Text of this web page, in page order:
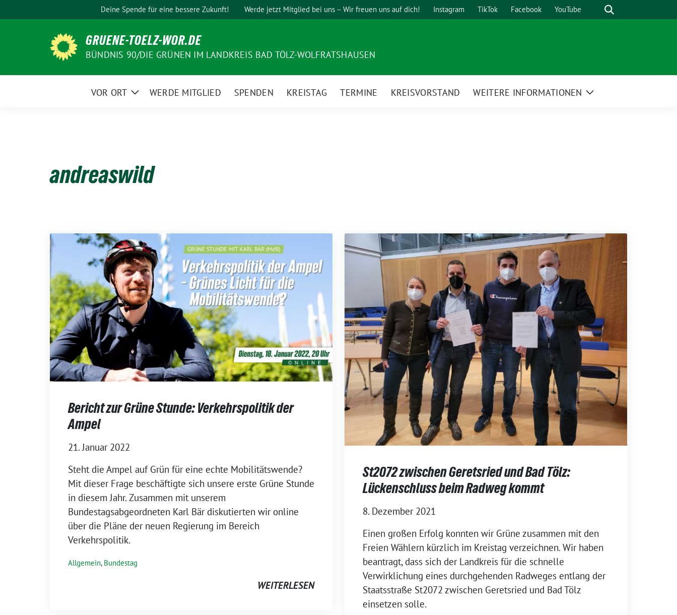
zum
Deine Spende für eine bessere Zukunft! Werde jetzt Mitglied bei uns – Wir freuen uns auf dich! Instagram TikTok Facebook YouTube Suche
GRUENE-TOELZ-WOR.DE
BÜNDNIS 90/DIE GRÜNEN IM LANDKREIS BAD TÖLZ-WOLFRATSHAUSEN
VOR ORT
ZeigeWERDE MITGLIED SPENDEN KREISTAG TERMINE KREISVORSTAND WEITERE INFORMATIONEN
Zeige
andreaswild
Bericht zur Grüne Stunde: Verkehrspolitik der
Ampel
21. Januar 2022
Steht die Ampel auf Grün für eine echte Mobilitätswende?
Mit dieser Frage beschäftigte sich unsere erste Grüne Stunde
in diesem Jahr. Zusammen mit unserem
Bundestagsabgeordneten Karl Bär diskutierten wir online
über die Pläne der neuen Regierung im Bereich
Verkehrspolitik.
Allgemein, Bundestag
WEITERLESEN
St2072 zwischen Geretsried und Bad Tölz:
Lückenschluss beim Radweg kommt
8. Dezember 2021
Einen großen Erfolg konnten wir Grüne zusammen mit den
Freien Wählern kürzlich im Kreistag verzeichnen. Wir haben
beantragt, dass sich der Landkreis für die schnelle
Verwirklichung eines durchgehenden Radweges entlang der
Staatsstraße St2072 zwischen Geretsried und Bad Tölz
einsetzen solle.